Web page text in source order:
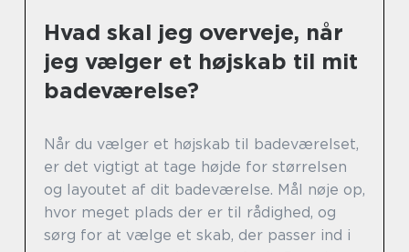
Hvad skal jeg overveje, når
jeg vælger et højskab til mit
badeværelse?
Når du vælger et højskab til badeværelset,
er det vigtigt at tage højde for størrelsen
og layoutet af dit badeværelse. Mål nøje op,
hvor meget plads der er til rådighed, og
sørg for at vælge et skab, der passer ind i